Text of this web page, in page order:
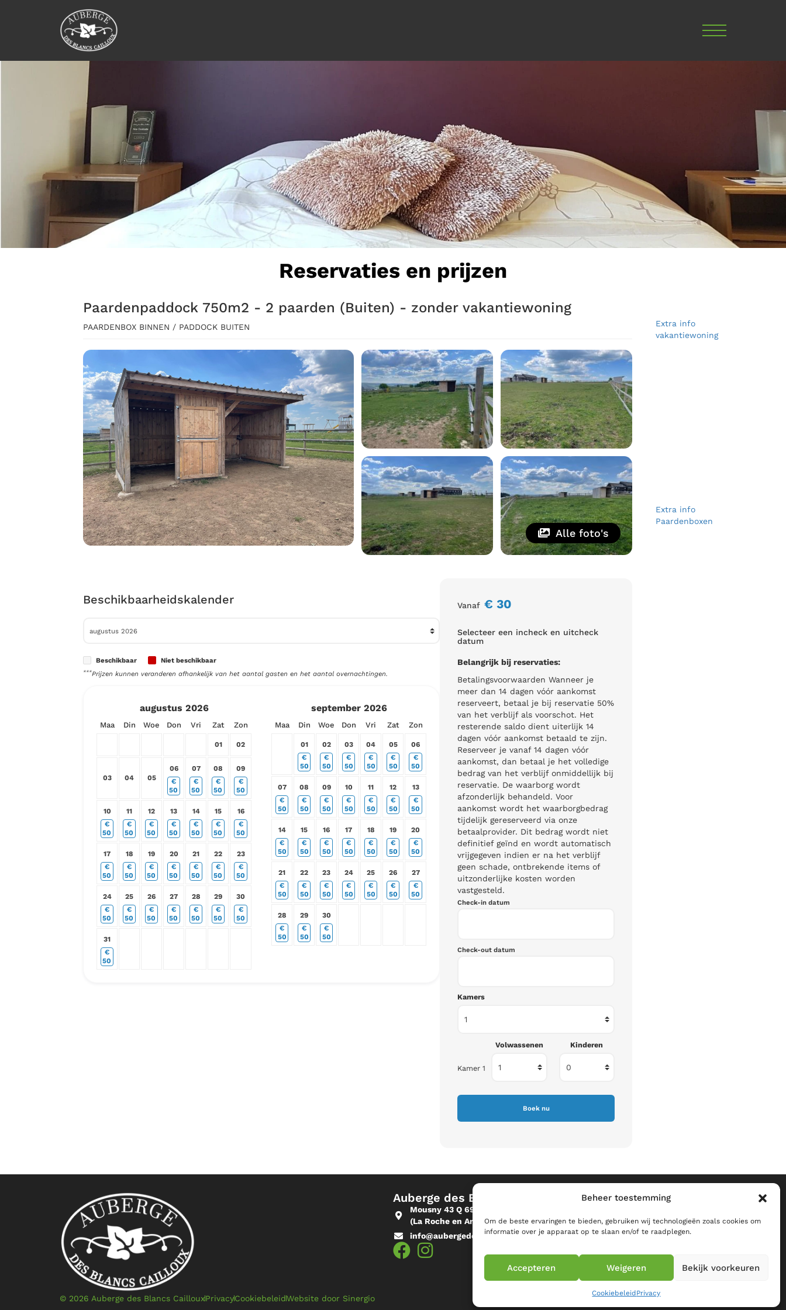
Beheer toestemming
Om de beste ervaringen te bieden, gebruiken wij technologieën zoals cookies om
informatie over je apparaat op te slaan en/of te raadplegen.
Accepteren Weigeren Bekijk voorkeuren
Cookiebeleid Privacy
Reservaties en prijzen
Paardenpaddock 750m2 - 2 paarden (Buiten) - zonder vakantiewoning
PAARDENBOX BINNEN / PADDOCK BUITEN
Alle foto's
Beschikbaarheidskalender
Beschikbaar Niet beschikbaar
***Prijzen kunnen veranderen afhankelijk van het aantal gasten en het aantal overnachtingen.
augustus 2026
Maa Din Woe Don Vri Zat Zon
01 02
03 04 05
06
€
50
07
€
50
08
€
50
09
€
50
10
€
50
11
€
50
12
€
50
13
€
50
14
€
50
15
€
50
16
€
50
17
€
50
18
€
50
19
€
50
20
€
50
21
€
50
22
€
50
23
€
50
24
€
50
25
€
50
26
€
50
27
€
50
28
€
50
29
€
50
30
€
50
31
€
50
september 2026
Maa Din Woe Don Vri Zat Zon
01
€
50
02
€
50
03
€
50
04
€
50
05
€
50
06
€
50
07
€
50
08
€
50
09
€
50
10
€
50
11
€
50
12
€
50
13
€
50
14
€
50
15
€
50
16
€
50
17
€
50
18
€
50
19
€
50
20
€
50
21
€
50
22
€
50
23
€
50
24
€
50
25
€
50
26
€
50
27
€
50
28
€
50
29
€
50
30
€
50
Vanaf € 30
Selecteer een incheck en uitcheck
datum
Belangrijk bij reservaties:
Betalingsvoorwaarden Wanneer je
meer dan 14 dagen vóór aankomst
reserveert, betaal je bij reservatie 50%
van het verblijf als voorschot. Het
resterende saldo dient uiterlijk 14
dagen vóór aankomst betaald te zijn.
Reserveer je vanaf 14 dagen vóór
aankomst, dan betaal je het volledige
bedrag van het verblijf onmiddellijk bij
reservatie. De waarborg wordt
afzonderlijk behandeld. Voor
aankomst wordt het waarborgbedrag
tijdelijk gereserveerd via onze
betaalprovider. Dit bedrag wordt niet
definitief geïnd en wordt automatisch
vrijgegeven indien er na het verblijf
geen schade, ontbrekende items of
uitzonderlijke kosten worden
vastgesteld.
Check-in datum
Check-out datum
Kamers
Kamer 1
Volwassenen Kinderen
Extra info
vakantiewoning
Extra info
Paardenboxen
Auberge des Blancs Cailloux
Mousny 43 Q 6983 Ortho
(La Roche en Ardenne - Belgie)
info@aubergedesblancscailloux.be
© 2026 Auberge des Blancs CaillouxPrivacyCookiebeleidWebsite door Sinergio